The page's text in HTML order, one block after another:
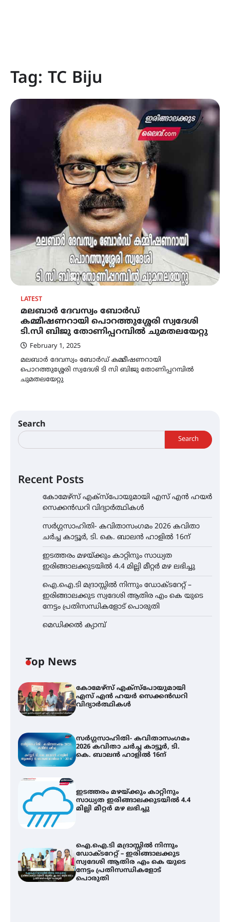
Tag: TC Biju
LATEST
മലബാർ ദേവസ്വം ബോർഡ്
കമ്മീഷണറായി പൊറത്തുശ്ശേരി സ്വദേശി
ടി.സി ബിജു തോണിപ്പറമ്പിൽ ചുമതലയേറ്റു
February 1, 2025
മലബാർ ദേവസ്വം ബോർഡ് കമ്മീഷണറായി
പൊറത്തുശ്ശേരി സ്വദേശി ടി സി ബിജു തോണിപ്പറമ്പിൽ
ചുമതലയേറ്റു
Search
Search
Recent Posts
കോമേഴ്സ് എക്സ്പോയുമായി എസ് എൻ ഹയർ
സെക്കൻഡറി വിദ്യാർത്ഥികൾ
സർഗ്ഗസാഹിതി- കവിതാസംഗമം 2026 കവിതാ
ചർച്ച കാട്ടൂർ, ടി. കെ. ബാലൻ ഹാളിൽ 16ന്
ഇടത്തരം മഴയ്ക്കും കാറ്റിനും സാധ്യത
ഇരിങ്ങാലക്കുടയിൽ 4.4 മില്ലി മീറ്റർ മഴ ലഭിച്ചു
ഐ.ഐ.ടി മദ്രാസ്സിൽ നിന്നും ഡോക്ടറേറ്റ് –
ഇരിങ്ങാലക്കുട സ്വദേശി ആതിര എം കെ യുടെ
നേട്ടം പ്രതിസന്ധികളോട് പൊരുതി
മെഡിക്കൽ ക്യാമ്പ്
Top News
കോമേഴ്സ് എക്സ്പോയുമായി
എസ് എൻ ഹയർ സെക്കൻഡറി
വിദ്യാർത്ഥികൾ
സർഗ്ഗസാഹിതി- കവിതാസംഗമം
2026 കവിതാ ചർച്ച കാട്ടൂർ, ടി.
കെ. ബാലൻ ഹാളിൽ 16ന്
ഇടത്തരം മഴയ്ക്കും കാറ്റിനും
സാധ്യത ഇരിങ്ങാലക്കുടയിൽ 4.4
മില്ലി മീറ്റർ മഴ ലഭിച്ചു
ഐ.ഐ.ടി മദ്രാസ്സിൽ നിന്നും
ഡോക്ടറേറ്റ് – ഇരിങ്ങാലക്കുട
സ്വദേശി ആതിര എം കെ യുടെ
നേട്ടം പ്രതിസന്ധികളോട്
പൊരുതി